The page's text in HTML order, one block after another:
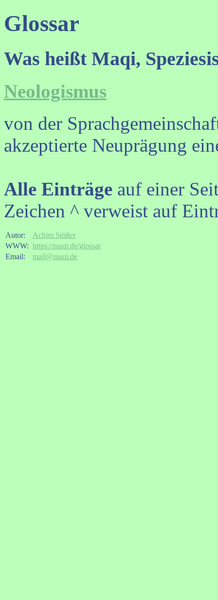
Glossar
Was heißt Maqi,
Neologismus
von der
akzeptierte Neuprägung
Alle Einträge auf einer
Zeichen ^ verweist auf
Autor:
Achim Stößer
WWW: https://maqi.de/glossar
Email:
mail@maqi.de